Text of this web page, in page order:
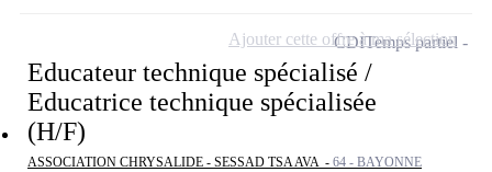
Educateur technique spécialisé /
Educatrice technique spécialisée
(H/F)
ASSOCIATION CHRYSALIDE - SESSAD TSA AVA - 64 - BAYONNE
CDITemps partiel
Ajouter cette offre à ma sélection